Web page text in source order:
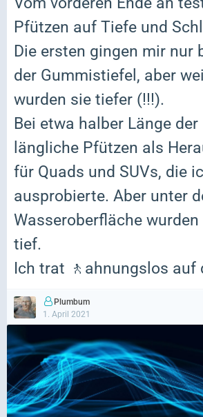
Pfützen auf Tiefe und
Die ersten gingen mir nur
der Gummistiefel, aber
wurden sie tiefer (!!!).
Bei etwa halber Länge
längliche Pfützen als
für Quads und SUVs, die
ausprobierte. Aber unter
Wasseroberfläche
tief.
Ich trat 🚶 ahnungslos auf
Plumbum
1. April 2021